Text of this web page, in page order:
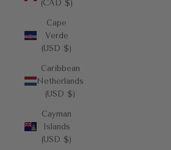
(CAD $)
Cape
Verde
(USD $)
Caribbean
Netherlands
(USD $)
Cayman
Islands
(USD $)